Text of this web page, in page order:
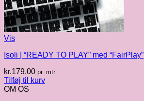
Vis
Isoli | “READY TO PLAY” med “FairPlay”
kr.179.00 pr. mtr
Tilføj til kurv
OM OS